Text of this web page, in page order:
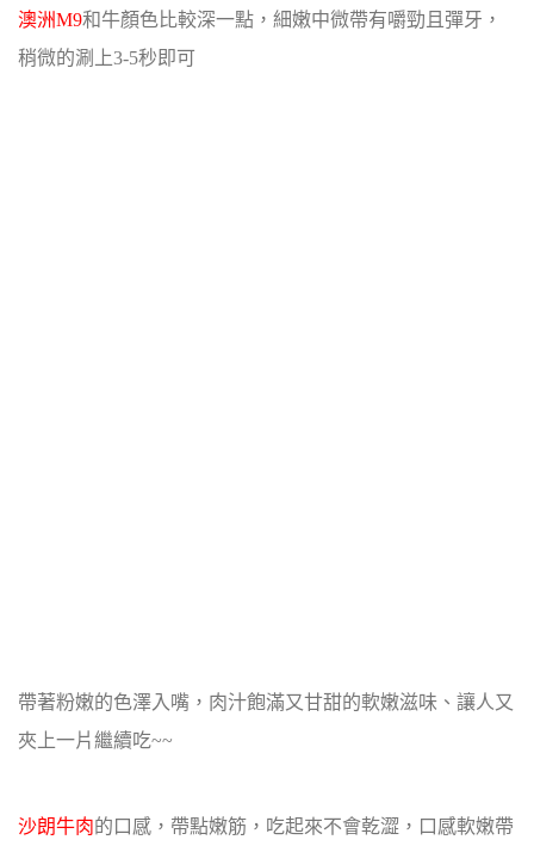
澳洲M9和牛顏色比較深一點，細嫩中微帶有嚼勁且彈牙，
稍微的涮上3-5秒即可
帶著粉嫩的色澤入嘴，肉汁飽滿又甘甜的軟嫩滋味、讓人又
夾上一片繼續吃~~
沙朗牛肉的口感，帶點嫩筋，吃起來不會乾澀，口感軟嫩帶